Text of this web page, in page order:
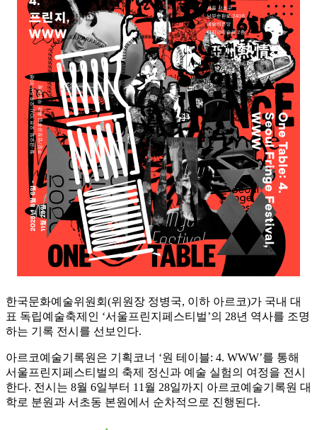
한국문화예술위원회(위원장 정병국, 이하 아르코)가 국내 대
표 독립예술축제인 ‘서울프린지페스티벌’의 28년 역사를 조명
하는 기록 전시를 선보인다.
아르코예술기록원은 기획코너 ‘원 테이블: 4. WWW’를 통해
서울프린지페스티벌의 축제 정신과 예술 실험의 여정을 전시
한다. 전시는 8월 6일부터 11월 28일까지 아르코예술기록원 대
학로 분원과 서초동 본원에서 순차적으로 진행된다.